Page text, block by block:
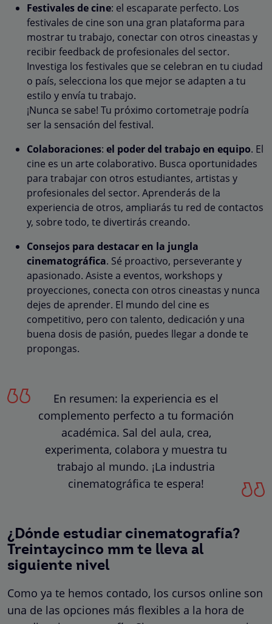
Festivales de cine: el escaparate perfecto. Los
festivales de cine son una gran plataforma para
mostrar tu trabajo, conectar con otros cineastas y
recibir feedback de profesionales del sector.
Investiga los festivales que se celebran en tu ciudad
o país, selecciona los que mejor se adapten a tu
estilo y envía tu trabajo.
¡Nunca se sabe! Tu próximo cortometraje podría
ser la sensación del festival.
Colaboraciones: el poder del trabajo en equipo. El
cine es un arte colaborativo. Busca oportunidades
para trabajar con otros estudiantes, artistas y
profesionales del sector. Aprenderás de la
experiencia de otros, ampliarás tu red de contactos
y, sobre todo, te divertirás creando.
Consejos para destacar en la jungla
cinematográfica. Sé proactivo, perseverante y
apasionado. Asiste a eventos, workshops y
proyecciones, conecta con otros cineastas y nunca
dejes de aprender. El mundo del cine es
competitivo, pero con talento, dedicación y una
buena dosis de pasión, puedes llegar a donde te
propongas.
En resumen: la experiencia es el
complemento perfecto a tu formación
académica. Sal del aula, crea,
experimenta, colabora y muestra tu
trabajo al mundo. ¡La industria
cinematográfica te espera!
¿Dónde estudiar cinematografía?
Treintaycinco mm te lleva al
siguiente nivel
Como ya te hemos contado, los cursos online son
una de las opciones más flexibles a la hora de